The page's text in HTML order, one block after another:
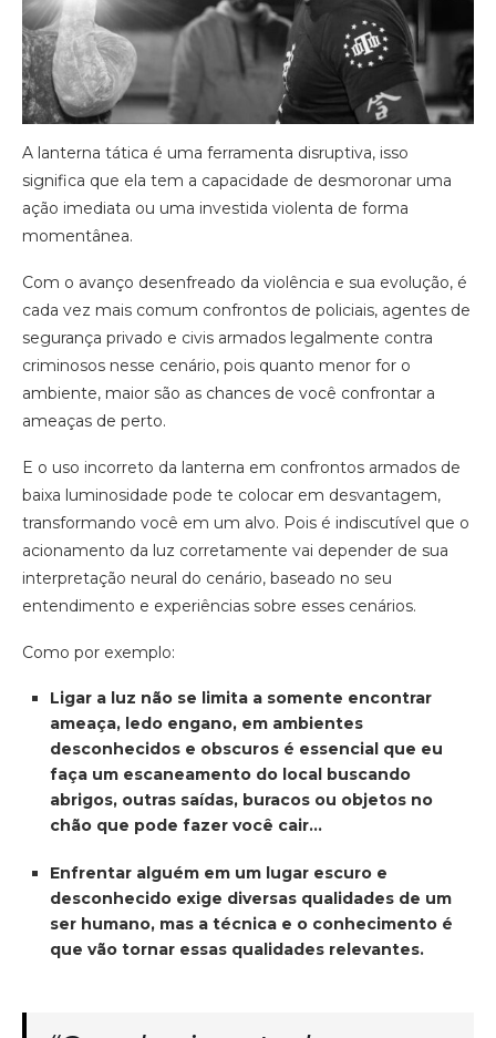
A lanterna tática é uma ferramenta disruptiva, isso
significa que ela tem a capacidade de desmoronar uma
ação imediata ou uma investida violenta de forma
momentânea.
Com o avanço desenfreado da violência e sua evolução, é
cada vez mais comum confrontos de policiais, agentes de
segurança privado e civis armados legalmente contra
criminosos nesse cenário, pois quanto menor for o
ambiente, maior são as chances de você confrontar a
ameaças de perto.
E o uso incorreto da lanterna em confrontos armados de
baixa luminosidade pode te colocar em desvantagem,
transformando você em um alvo. Pois é indiscutível que o
acionamento da luz corretamente vai depender de sua
interpretação neural do cenário, baseado no seu
entendimento e experiências sobre esses cenários.
Como por exemplo:
Ligar a luz não se limita a somente encontrar
ameaça, ledo engano, em ambientes
desconhecidos e obscuros é essencial que eu
faça um escaneamento do local buscando
abrigos, outras saídas, buracos ou objetos no
chão que pode fazer você cair…
Enfrentar alguém em um lugar escuro e
desconhecido exige diversas qualidades de um
ser humano, mas a técnica e o conhecimento é
que vão tornar essas qualidades relevantes.